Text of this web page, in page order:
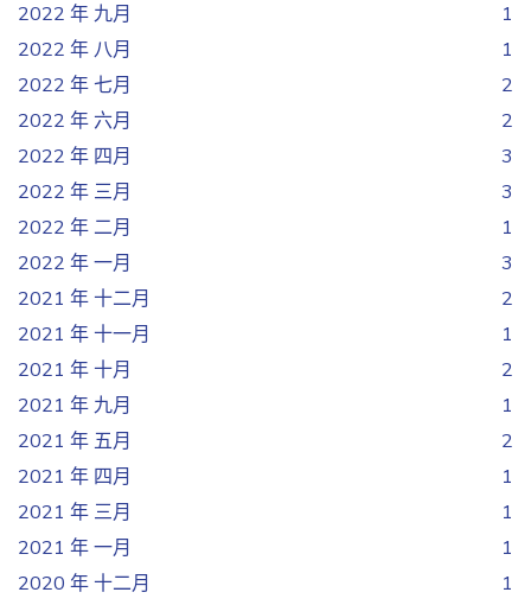
2022 年 九月
1
2022 年 八月
1
2022 年 七月
2
2022 年 六月
2
2022 年 四月
3
2022 年 三月
3
2022 年 二月
1
2022 年 一月
3
2021 年 十二月
2
2021 年 十一月
1
2021 年 十月
2
2021 年 九月
1
2021 年 五月
2
2021 年 四月
1
2021 年 三月
1
2021 年 一月
1
2020 年 十二月
1